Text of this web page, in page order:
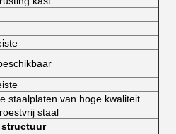
staalplaten van hoge kwaliteit
staal
structuur